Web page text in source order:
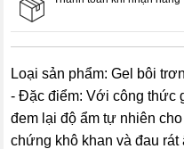
Loại sản phẩm: Gel bôi
- Đặc điểm: Với công thức
đem lại độ ẩm tự nhiên
chứng khô khan và đau